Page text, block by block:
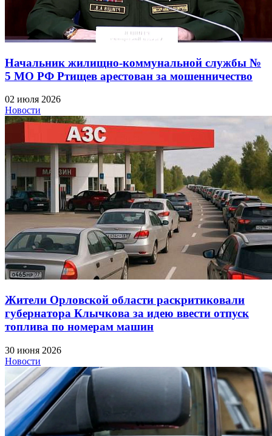
Начальник жилищно-коммунальной службы №
5 МО РФ Ртищев арестован за мошенничество
02 июля 2026
Новости
Жители Орловской области раскритиковали
губернатора Клычкова за идею ввести отпуск
топлива по номерам машин
30 июня 2026
Новости